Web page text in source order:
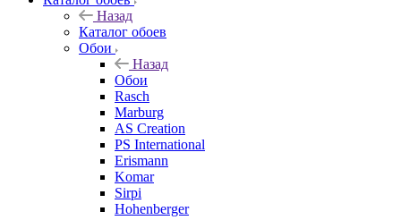
Назад
Каталог обоев
Обои
Назад
Обои
Rasch
Marburg
AS Creation
PS International
Erismann
Komar
Sirpi
Hohenberger